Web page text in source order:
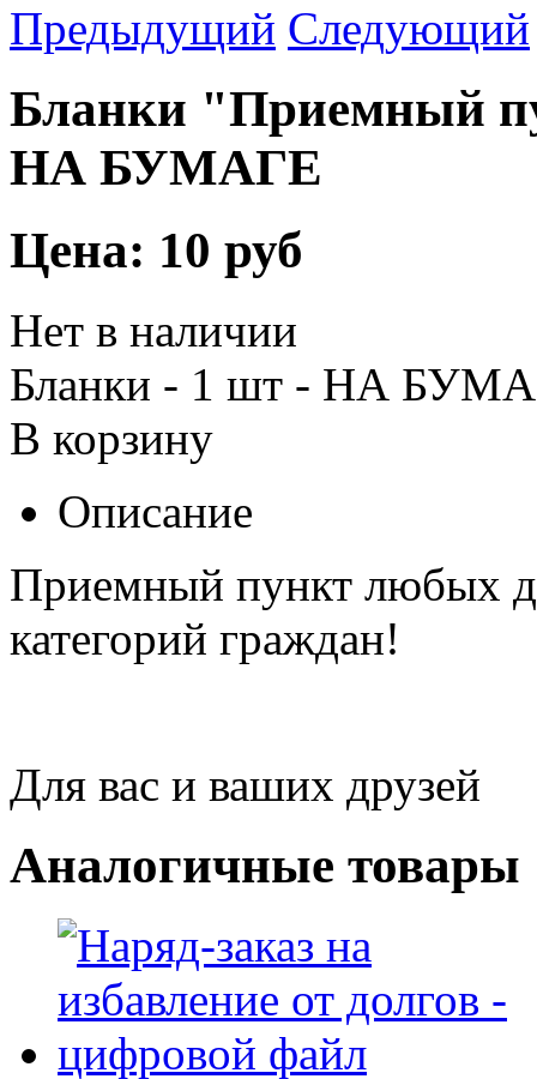
Предыдущий Следующий
Бланки "Приемный
НА БУМАГЕ
Цена: 10 руб
Нет в наличии
Бланки - 1 шт - НА
В корзину
Описание
Приемный пункт любых
категорий граждан!
Для вас и ваших друзей
Аналогичные товары